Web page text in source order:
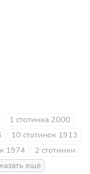
1 стотинка 2000
10 стотинок 1913
1974
2 стотинки